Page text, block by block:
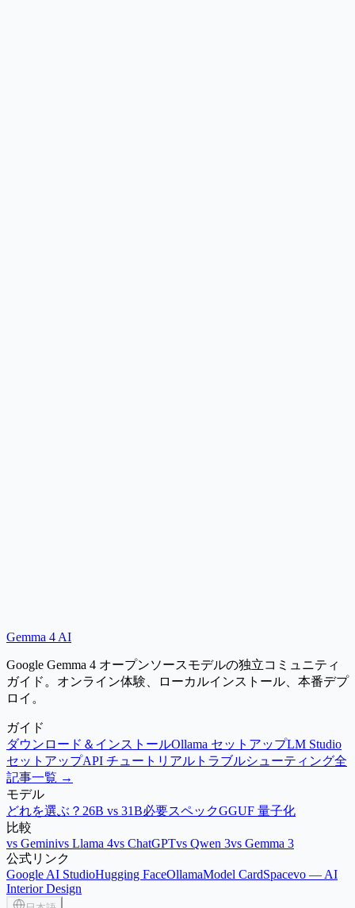
ブラウザで体験
Gemma 4 AI
Google Gemma 4 オープンソースモデルの独立コミュニティ
ガイド。オンライン体験、ローカルインストール、本番デプ
ロイ。
ガイド
ダウンロード＆インストールOllama セットアップLM Studio
セットアップAPI チュートリアル トラブルシューティング全
記事一覧 →
モデル
どれを選ぶ？ 26B vs 31B必要スペックGGUF 量子化
比較
vs Geminivs Llama 4vs ChatGPTvs Qwen 3vs Gemma 3
公式リンク
Google AI StudioHugging FaceOllamaModel CardSpacevo — AI
Interior Design